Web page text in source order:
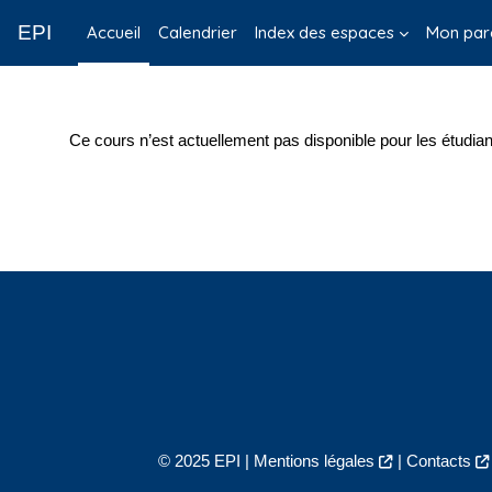
EPI Accueil Calendrier Index des espaces Mon
Ce cours n’est actuellement pas disponible pour les
© 2025 EPI | Mentions légales | Contacts